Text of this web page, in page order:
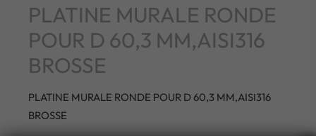
PLATINE MURALE RONDE
POUR D 60,3 MM,AISI316
BROSSE
PLATINE MURALE RONDE POUR D 60,3 MM,AISI316
BROSSE